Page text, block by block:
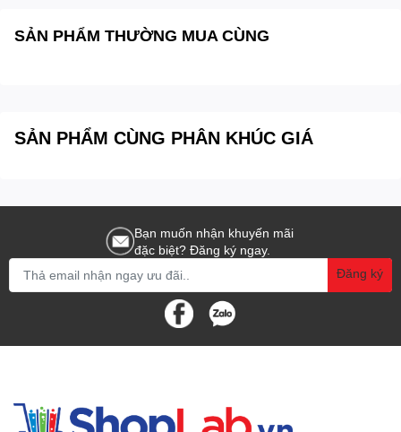
quản:
SẢN PHẨM THƯỜNG MUA CÙNG
SẢN PHẨM CÙNG PHÂN KHÚC GIÁ
Bạn muốn nhận khuyến mãi
đặc biệt? Đăng ký ngay.
Đăng ký